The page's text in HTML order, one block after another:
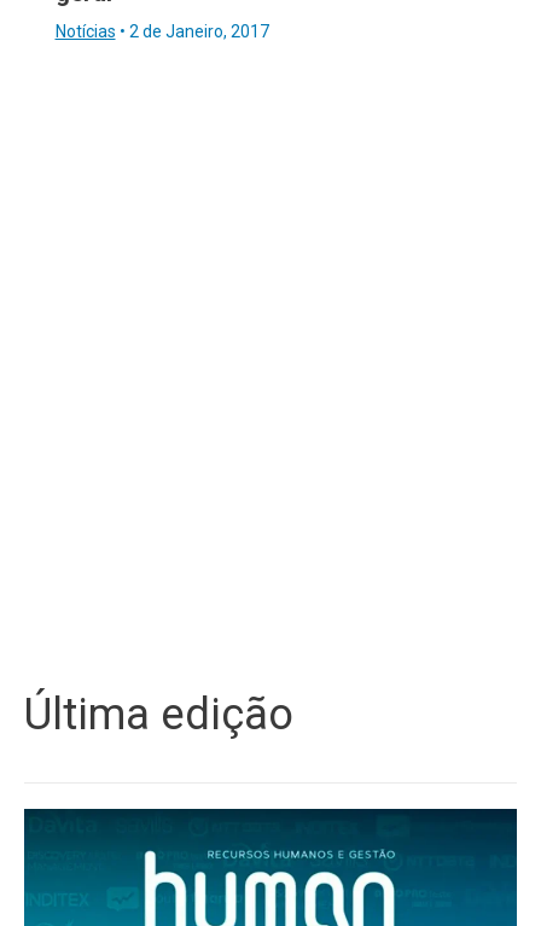
Notícias • 2 de Janeiro, 2017
Última edição